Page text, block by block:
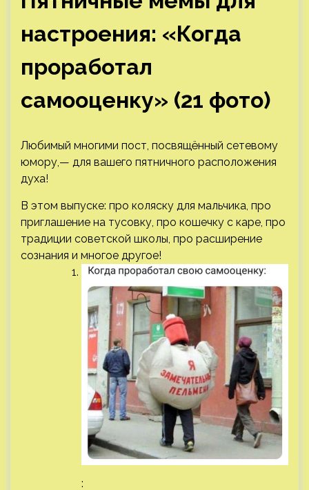
настроения: «Когда
проработал
самооценку» (21 фото)
Любимый многими пост, посвящённый сетевому
юмору,— для вашего пятничного расположения
духа!
В этом выпуске: про коляску для мальчика, про
приглашение на тусовку, про кошечку с каре, про
традиции советской школы, про расширение
сознания и многое другое!
: